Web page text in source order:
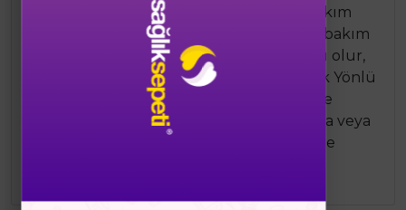
artırarak saç köklerini canlandırır. Bakım
Ürünlerinin Etkisini Artırma: Saç derisi bakım
ürünlerinin etkisini artırmaya yardımcı olur,
ürünlerin daha iyi emilmesini sağlar. Çok Yönlü
Kullanım: Direkt olarak saç derisine
uygulanabileceği gibi, duşta şampuanla veya
saç derisi bakım ürünleri ile birlikte